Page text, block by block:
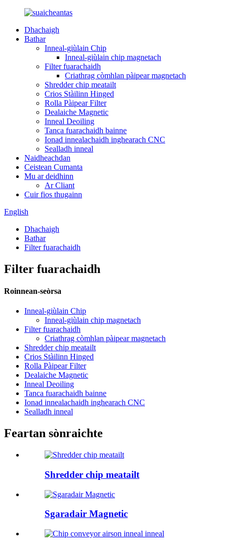
Dhachaigh
Bathar
Inneal-giùlain Chip
Inneal-giùlain chip magnetach
Filter fuarachaidh
Criathrag còmhlan pàipear magnetach
Shredder chip meatailt
Crios Stàilinn Hinged
Rolla Pàipear Filter
Dealaiche Magnetic
Inneal Deoiling
Tanca fuarachaidh bainne
Ionad innealachaidh inghearach CNC
Sealladh inneal
Naidheachdan
Ceistean Cumanta
Mu ar deidhinn
Ar Cliant
Cuir fios thugainn
English
Dhachaigh
Bathar
Filter fuarachaidh
Filter fuarachaidh
Roinnean-seòrsa
Inneal-giùlain Chip
Inneal-giùlain chip magnetach
Filter fuarachaidh
Criathrag còmhlan pàipear magnetach
Shredder chip meatailt
Crios Stàilinn Hinged
Rolla Pàipear Filter
Dealaiche Magnetic
Inneal Deoiling
Tanca fuarachaidh bainne
Ionad innealachaidh inghearach CNC
Sealladh inneal
Feartan sònraichte
Shredder chip meatailt
Sgaradair Magnetic